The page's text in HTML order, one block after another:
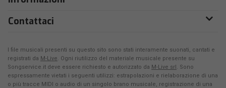
Contattaci
I file musicali presenti su questo sito sono stati interamente suonati, cantati e
registrati da M-Live. Ogni riutilizzo del materiale musicale presente su
Songservice.it deve essere richiesto e autorizzato da M-Live srl. Sono
espressamente vietati i seguenti utilizzi: estrapolazioni e rielaborazione di una
o più tracce MIDI o audio di un singolo brano musicale, registrazione di una